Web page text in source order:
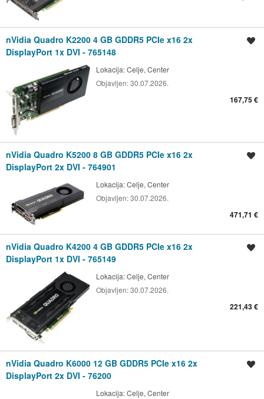
nVidia Quadro K2200 4 GB GDDR5 PCIe x16 2x
DisplayPort 1x DVI - 765148
Lokacija:Celje, Center
Objavljen:30.07.2026.
167,75 €
nVidia Quadro K5200 8 GB GDDR5 PCIe x16 2x
DisplayPort 2x DVI - 764901
Lokacija:Celje, Center
Objavljen:30.07.2026.
471,71 €
nVidia Quadro K4200 4 GB GDDR5 PCIe x16 2x
DisplayPort 1x DVI - 765149
Lokacija:Celje, Center
Objavljen:30.07.2026.
221,43 €
nVidia Quadro K6000 12 GB GDDR5 PCIe x16 2x
DisplayPort 2x DVI - 76200
Lokacija:Celje, Center